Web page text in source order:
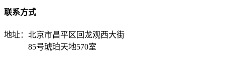
联系方式
地址：北京市昌平区回龙观西大街
85号琥珀天地570室